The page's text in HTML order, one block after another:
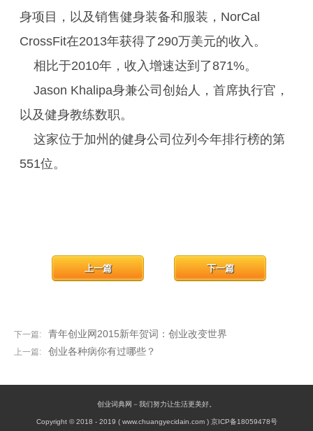
身项目，以及销售健身装备和服装，NorCal
CrossFit在2013年获得了290万美元的收入。
相比于2010年，收入增速达到了871%。
Jason Khalipa身兼公司创始人，首席执行官，
以及健身教练数职。
这家位于加州的健身公司位列今年排行榜的第
551位。
下一篇: 青年创业网2015新年贺词：创业改变世界
下一篇
上一篇: 创业各种病你有过哪些？
上一篇
创业词典网－我们努力让生活更美好。
Copyright © 2018 - 2019 ( www.chuangyecidain.com ) 京ICP备18059478号